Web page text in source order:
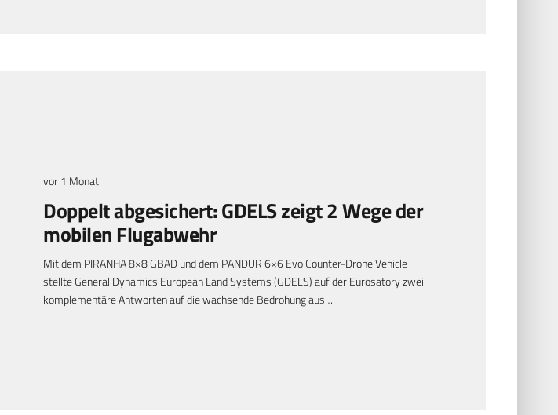
vor 1 Monat
Doppelt abgesichert: GDELS zeigt 2 Wege der
mobilen Flugabwehr
Mit dem PIRANHA 8×8 GBAD und dem PANDUR 6×6 Evo Counter-Drone Vehicle
stellte General Dynamics European Land Systems (GDELS) auf der Eurosatory zwei
komplementäre Antworten auf die wachsende Bedrohung aus…